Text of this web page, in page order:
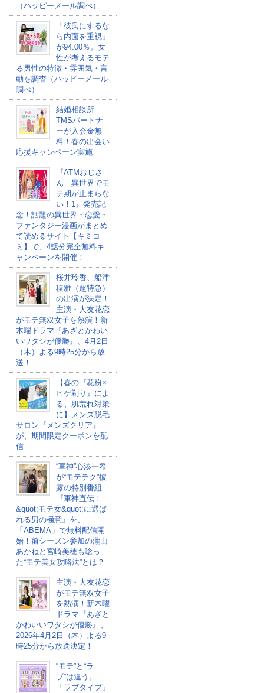
（ハッピーメール調べ）
「彼氏にするな
ら内面を重視」
が94.00％。女
性が考えるモテ
る男性の特徴・雰囲気・言
動を調査（ハッピーメール
調べ）
結婚相談所
TMSパートナ
ーが入会金無
料！春の出会い
応援キャンペーン実施
『ATMおじさ
ん 異世界でモ
テ期が止まらな
い！1』発売記
念！話題の異世界・恋愛・
ファンタジー漫画がまとめ
て読めるサイト【キミコ
ミ】で、4話分完全無料キ
ャンペーンを開催！
桜井玲香、船津
稜雅（超特急）
の出演が決定！
主演・大友花恋
がモテ無双女子を熱演！新
木曜ドラマ『あざとかわい
いワタシが優勝』、4月2日
（木）よる9時25分から放
送！
【春の『花粉×
ヒゲ剃り』によ
る、肌荒れ対策
に】メンズ脱毛
サロン『メンズクリア』
が、期間限定クーポンを配
信
“軍神”心湊一希
が“モテテク”披
露の特別番組
『軍神直伝！
&quot;モテ女&quot;に選ば
れる男の極意』を、
「ABEMA」で無料配信開
始！前シーズン参加の瀧山
あかねと宮崎美穂も唸っ
た“モテ美女攻略法”とは？
主演・大友花恋
がモテ無双女子
を熱演！新木曜
ドラマ『あざと
かわいいワタシが優勝』、
2026年4月2日（木）よる9
時25分から放送決定！
“モテ”と“ラ
ブ”は違う。
「ラブタイプ」